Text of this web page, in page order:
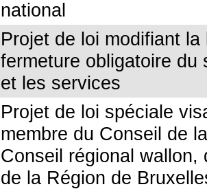
national
Projet de loi modifiant
fermeture obligatoire du
et les services
Projet de loi spéciale
membre du Conseil de
Conseil régional
de la Région de